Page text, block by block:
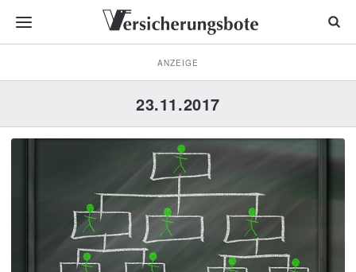
ANZEIGE
23.11.2017